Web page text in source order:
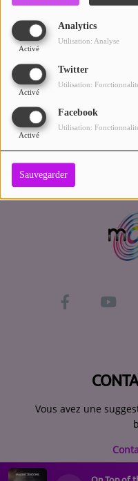
Analytics
Activé
Utilisation: Analyse
Twitter
Activé
Utilisation:
Facebook
Activé
Utilisation:
Sauvegarder
PHOTOS
PODCASTS
VIDÉOS
Participez
DÉDICACES
Contact
Se connecter
Vous avez une